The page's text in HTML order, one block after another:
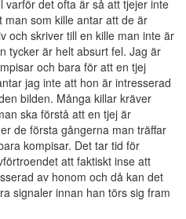
varför det ofta är så att tjejer inte
som kille antar att de är
och skriver till en kille man inte är
tycker är helt absurt fel. Jag är
och bara för att en tjej
jag inte att hon är intresserad
bilden. Många killar kräver
ska förstå att en tjej är
de första gångerna man träffar
kompisar. Det tar tid för
att faktiskt inse att
av honom och då kan det
signaler innan han törs sig fram